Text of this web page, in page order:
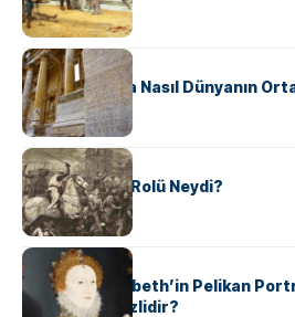
KÜLTÜR
Antik Yunanca Nasıl Dünyanın
KÜLTÜR
Valdensler’in Rolü Neydi?
KÜLTÜR
Kraliçe I. Elizabeth’in Pelikan
Sembolizm Gizlidir?